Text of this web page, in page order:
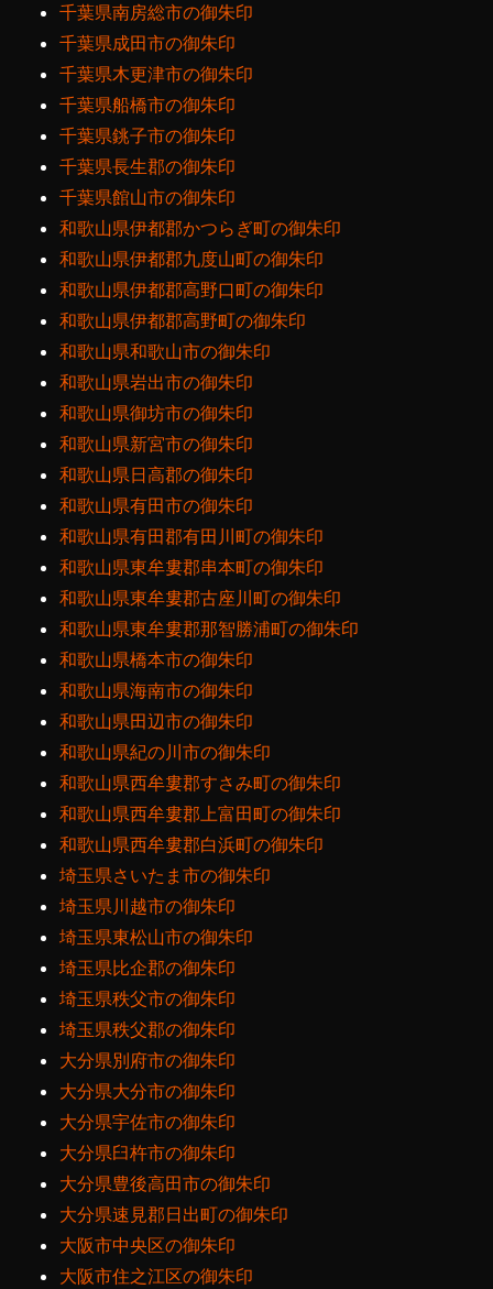
千葉県南房総市の御朱印
千葉県成田市の御朱印
千葉県木更津市の御朱印
千葉県船橋市の御朱印
千葉県銚子市の御朱印
千葉県長生郡の御朱印
千葉県館山市の御朱印
和歌山県伊都郡かつらぎ町の御朱印
和歌山県伊都郡九度山町の御朱印
和歌山県伊都郡高野口町の御朱印
和歌山県伊都郡高野町の御朱印
和歌山県和歌山市の御朱印
和歌山県岩出市の御朱印
和歌山県御坊市の御朱印
和歌山県新宮市の御朱印
和歌山県日高郡の御朱印
和歌山県有田市の御朱印
和歌山県有田郡有田川町の御朱印
和歌山県東牟婁郡串本町の御朱印
和歌山県東牟婁郡古座川町の御朱印
和歌山県東牟婁郡那智勝浦町の御朱印
和歌山県橋本市の御朱印
和歌山県海南市の御朱印
和歌山県田辺市の御朱印
和歌山県紀の川市の御朱印
和歌山県西牟婁郡すさみ町の御朱印
和歌山県西牟婁郡上富田町の御朱印
和歌山県西牟婁郡白浜町の御朱印
埼玉県さいたま市の御朱印
埼玉県川越市の御朱印
埼玉県東松山市の御朱印
埼玉県比企郡の御朱印
埼玉県秩父市の御朱印
埼玉県秩父郡の御朱印
大分県別府市の御朱印
大分県大分市の御朱印
大分県宇佐市の御朱印
大分県臼杵市の御朱印
大分県豊後高田市の御朱印
大分県速見郡日出町の御朱印
大阪市中央区の御朱印
大阪市住之江区の御朱印